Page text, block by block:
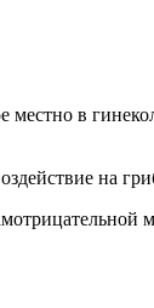
местно в
на